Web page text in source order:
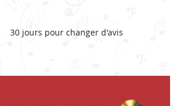
30 jours pour changer d'avis